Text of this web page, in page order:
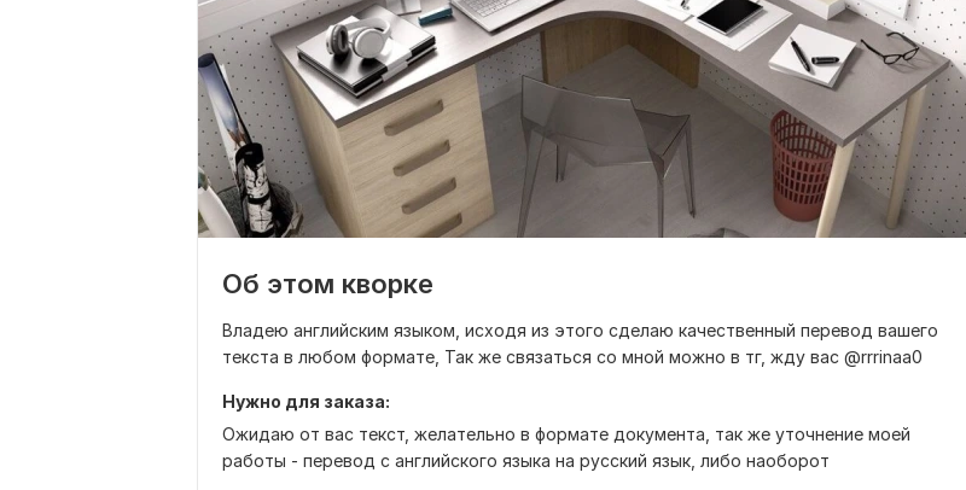
Об этом кворке
Владею английским языком, исходя из этого сделаю качественный перевод вашего
текста в любом формате, Так же связаться со мной можно в тг, жду вас @rrrinaa0
Нужно для заказа:
Ожидаю от вас текст, желательно в формате документа, так же уточнение моей
работы - перевод с английского языка на русский язык, либо наоборот